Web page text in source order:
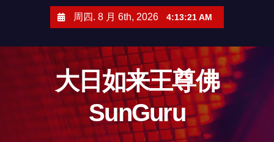
周四. 8 月 6th, 2026 4:13:22 AM
大日如来王尊佛
SunGuru